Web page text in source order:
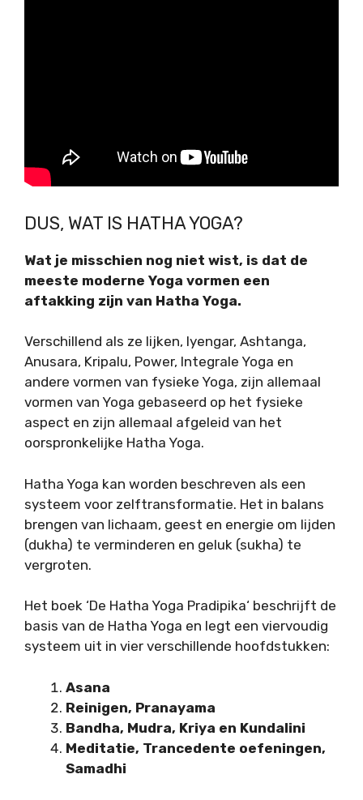
DUS, WAT IS HATHA YOGA?
Wat je misschien nog niet wist, is dat de
meeste moderne Yoga vormen een
aftakking zijn van Hatha Yoga.
Verschillend als ze lijken, Iyengar, Ashtanga,
Anusara, Kripalu, Power, Integrale Yoga en
andere vormen van fysieke Yoga, zijn allemaal
vormen van Yoga gebaseerd op het fysieke
aspect en zijn allemaal afgeleid van het
oorspronkelijke Hatha Yoga.
Hatha Yoga kan worden beschreven als een
systeem voor zelftransformatie. Het in balans
brengen van lichaam, geest en energie om lijden
(dukha) te verminderen en geluk (sukha) te
vergroten.
Het boek ‘De Hatha Yoga Pradipika‘ beschrijft de
basis van de Hatha Yoga en legt een viervoudig
systeem uit in vier verschillende hoofdstukken:
Asana
Reinigen, Pranayama
Bandha, Mudra, Kriya en Kundalini
Meditatie, Trancedente oefeningen,
Samadhi